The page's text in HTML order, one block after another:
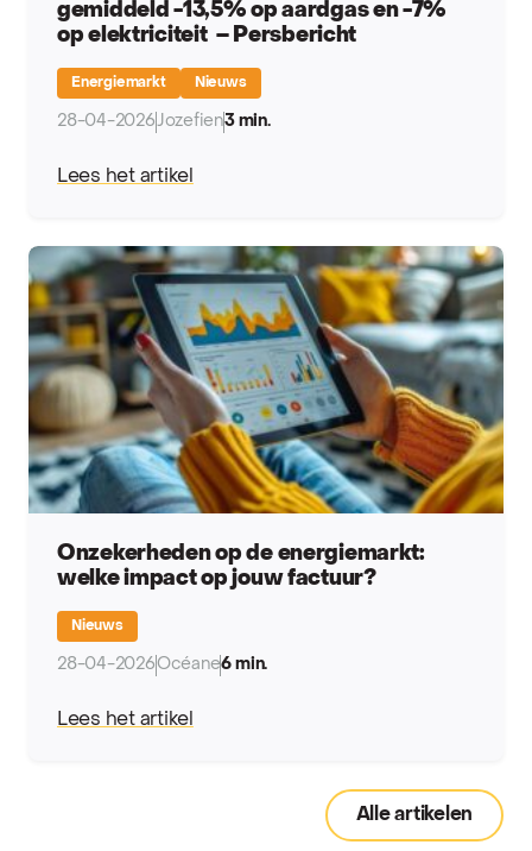
gemiddeld -13,5% op aardgas en -7%
op elektriciteit – Persbericht
Energiemarkt Nieuws
28-04-2026Jozefien3 min.
Lees het artikel
Onzekerheden op de energiemarkt:
welke impact op jouw factuur?
Nieuws
28-04-2026Océane6 min.
Lees het artikel
Alle artikelen